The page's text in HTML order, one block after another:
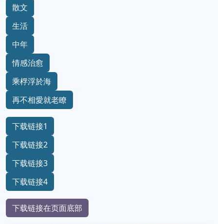
散文
生活
中年
情感治愈
乘桴浮於海
再不相愛就老瞭
下载链接1
下载链接2
下载链接3
下载链接4
下载链接在页面底部